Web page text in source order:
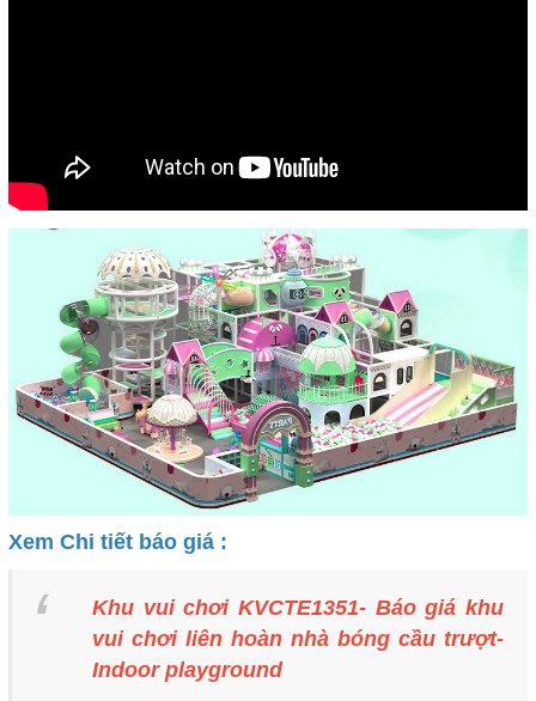
Xem Chi tiết báo giá :
Khu vui chơi KVCTE1351- Báo giá khu
vui chơi liên hoàn nhà bóng cầu trượt-
Indoor playground